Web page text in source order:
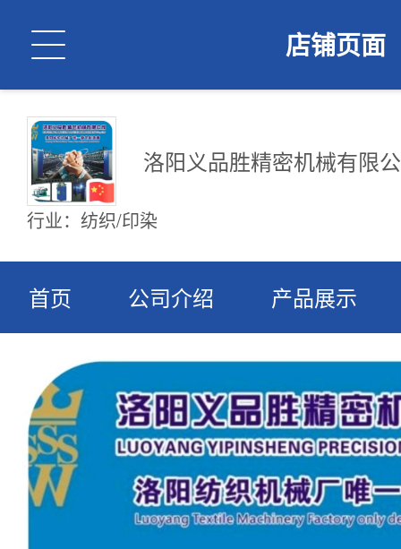
 店铺页面
洛阳义品胜精密机械有限
行业：纺织/印染
首页 公司介绍 产品展示